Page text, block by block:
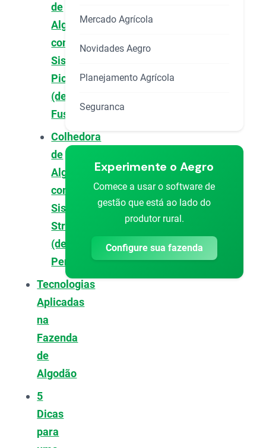
de
Algodão
com
Sistema
Picker
(de
Fusos)
Colhedora
de
Algodão
com
Sistema
Stripper
(de
Pente)
Tecnologias
Aplicadas
na
Fazenda
de
Algodão
5
Dicas
para
Mercado Agrícola
Novidades Aegro
Planejamento Agrícola
Seguranca
Experimente o Aegro
Comece a usar o software de
gestão que está ao lado do
produtor rural.
Configure sua fazenda